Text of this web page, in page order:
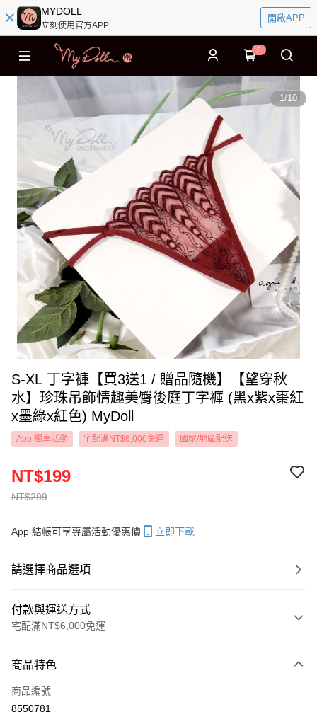
MYDOLL
立刻使用官方APP
開啟APP
0
1/10
S-XL 丁字褲【買3送1 / 贈品隨機】【望穿秋
水】珍珠吊飾情趣美臀後庭丁字褲 (黑x紫x棗紅
x墨綠x紅色) MyDoll
App 獨享活動 宅配滿NT$6,000免運 國家/地區配送
NT$299
NT$199
App 結帳可享專屬活動優惠價 立即下載
請選擇商品選項
付款與運送方式
宅配滿NT$6,000免運
信用卡一次付款
信用卡分期付款
商品特色
商品編號
8550781